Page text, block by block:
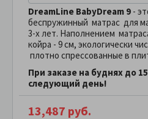
DreamLine BabyDream 9 -
беспружинный матрас для
3-х лет. Наполнением
койра - 9 см, экологически
плотно спрессованные в
При заказе на буднях до
следующий день!
13,487 руб.